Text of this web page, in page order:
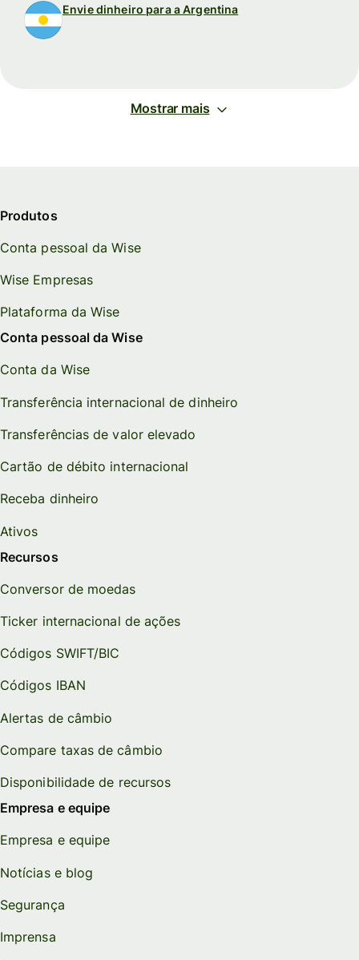
Envie dinheiro para a Argentina
Mostrar mais
Produtos
Conta pessoal da Wise
Wise Empresas
Plataforma da Wise
Conta pessoal da Wise
Conta da Wise
Transferência internacional de dinheiro
Transferências de valor elevado
Cartão de débito internacional
Receba dinheiro
Ativos
Recursos
Conversor de moedas
Ticker internacional de ações
Códigos SWIFT/BIC
Códigos IBAN
Alertas de câmbio
Compare taxas de câmbio
Disponibilidade de recursos
Empresa e equipe
Empresa e equipe
Notícias e blog
Segurança
Imprensa